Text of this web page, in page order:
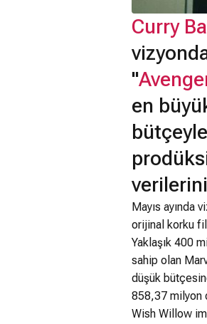
Curry
"
en
Mayıs ayında
orijinal korku
Yaklaşık 400
sahip olan
düşük
858,37 milyon
Wish Willow